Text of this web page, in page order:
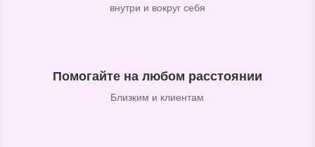
внутри и вокруг себя
Помогайте на любом расстоянии
Близким и клиентам